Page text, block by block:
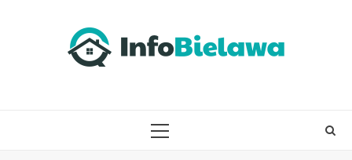
PRIMARY